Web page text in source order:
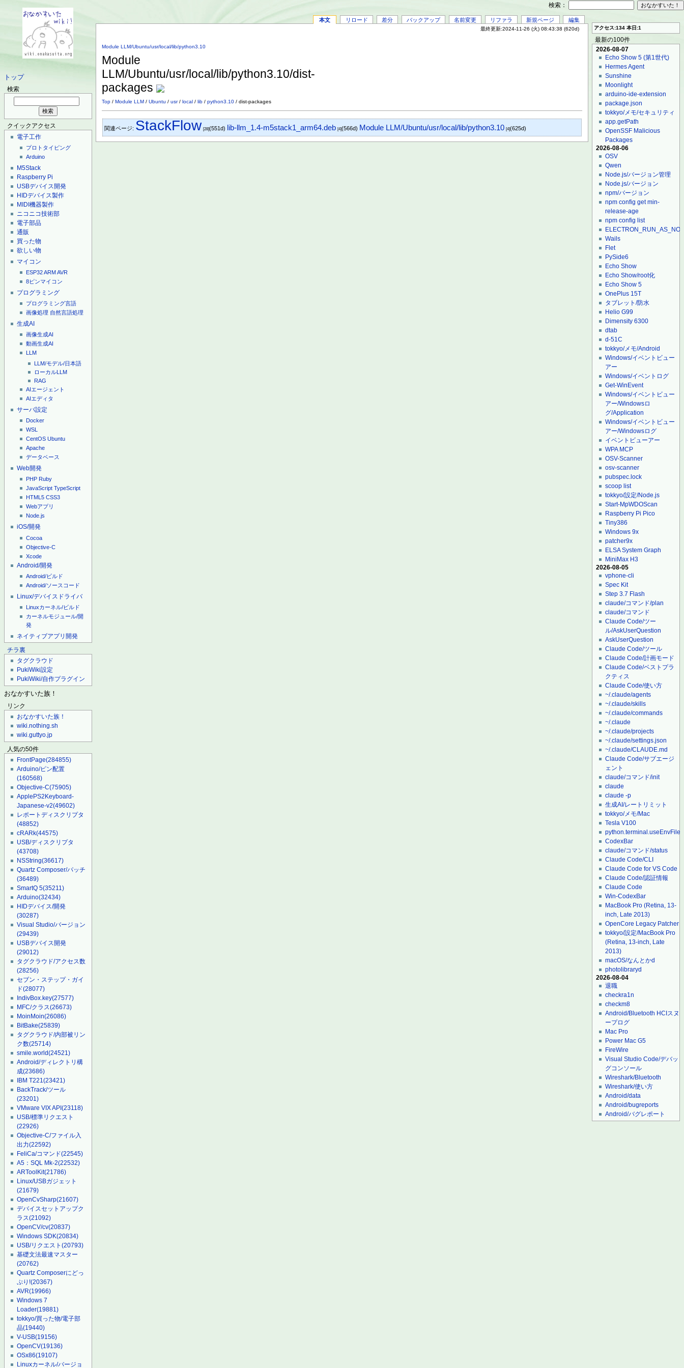
トップ
検索
クイックアクセス
電子工作
プロトタイピング
Arduino
M5Stack
Raspberry Pi
USBデバイス開発
HIDデバイス製作
MIDI機器製作
ニコニコ技術部
電子部品
通販
買った物
欲しい物
マイコン
ESP32ARMAVR
8ピンマイコン
プログラミング
プログラミング言語
画像処理 自然言語処理
生成AI
画像生成AI
動画生成AI
LLM
LLM/モデル/日本語
ローカルLLM
RAG
AIエージェント
AIエディタ
サーバ設定
Docker
WSL
CentOS Ubuntu
Apache
データベース
Web開発
PHP Ruby
JavaScript TypeScript
HTML5 CSS3
Webアプリ
Node.js
iOS/開発
Cocoa
Objective-C
Xcode
Android/開発
Android/ビルド
Android/ソースコード
Linux/デバイスドライバ
Linuxカーネル/ビルド
カーネルモジュール/開
発
ネイティブアプリ開発
チラ裏
タグクラウド
PukiWiki設定
PukiWiki/自作プラグイン
おなかすいた族！
リンク
おなかすいた族！
wiki.nothing.sh
wiki.guttyo.jp
人気の50件
FrontPage(284855)
Arduino/ピン配置
(160568)
Objective-C(75905)
ApplePS2Keyboard-
Japanese-v2(49602)
レポートディスクリプタ
(48852)
cRARk(44575)
USB/ディスクリプタ
(43708)
NSString(36617)
Quartz Composer/パッチ
(36489)
SmartQ 5(35211)
Arduino(32434)
HIDデバイス/開発
(30287)
Visual Studio/バージョン
(29439)
USBデバイス開発
(29012)
タグクラウド/アクセス数
(28256)
セブン・ステップ・ガイ
ド(28077)
IndivBox.key(27577)
MFC/クラス(26673)
MoinMoin(26086)
BitBake(25839)
タグクラウド/内部被リン
ク数(25714)
smile.world(24521)
Android/ディレクトリ構
成(23686)
IBM T221(23421)
BackTrack/ツール
(23201)
VMware VIX API(23118)
USB/標準リクエスト
(22926)
Objective-C/ファイル入
出力(22592)
FeliCa/コマンド(22545)
A5：SQL Mk-2(22532)
ARToolKit(21786)
Linux/USBガジェット
(21679)
OpenCvSharp(21607)
デバイスセットアップク
ラス(21092)
OpenCV/cv(20837)
Windows SDK(20834)
USB/リクエスト(20793)
基礎文法最速マスター
(20762)
Quartz Composerにどっ
ぷり!(20367)
AVR(19966)
Windows 7
Loader(19881)
tokkyo/買った物/電子部
品(19440)
V-USB(19156)
OpenCV(19136)
OSx86(19107)
Linuxカーネル/バージョ
本文 リロード 差分 バックアップ 名前変更 リファラ 新規ページ 編集
最終更新:2024-11-26 (火) 08:43:38 (620d)
Module LLM/Ubuntu/usr/local/lib/python3.10
Module
LLM/Ubuntu/usr/local/lib/python3.10/dist-
packages
Top /Module LLM /Ubuntu /usr/local /lib /python3.10 / dist-packages
関連ページ: StackFlow [28](551d) lib-llm_1.4-m5stack1_arm64.deb [4](566d) Module LLM/Ubuntu/usr/local/lib/python3.10 [4](625d)
アクセス:134 本日:1
最新の100件
2026-08-07
Echo Show 5 (第1世代)
Hermes Agent
Sunshine
Moonlight
arduino-ide-extension
package.json
tokkyo/メモ/セキュリティ
app.getPath
OpenSSF Malicious
Packages
2026-08-06
OSV
Qwen
Node.js/バージョン管理
Node.js/バージョン
npm/バージョン
npm config get min-
release-age
npm config list
Wails
Flet
PySide6
Echo Show
Echo Show/root化
Echo Show 5
OnePlus 15T
タブレット/防水
Helio G99
Dimensity 6300
dtab
d-51C
tokkyo/メモ/Android
Windows/イベントビュー
アー
Windows/イベントログ
Get-WinEvent
Windows/イベントビュー
アー/Windowsロ
グ/Application
Windows/イベントビュー
アー/Windowsログ
イベントビューアー
WPA MCP
OSV-Scanner
osv-scanner
pubspec.lock
scoop list
tokkyo/設定/Node.js
Start-MpWDOScan
Raspberry Pi Pico
Tiny386
Windows 9x
patcher9x
ELSA System Graph
MiniMax H3
2026-08-05
vphone-cli
Spec Kit
Step 3.7 Flash
claude/コマンド/plan
claude/コマンド
Claude Code/ツー
ル/AskUserQuestion
AskUserQuestion
Claude Code/ツール
Claude Code/計画モード
Claude Code/ベストプラ
クティス
Claude Code/使い方
~/.claude/agents
~/.claude/skills
~/.claude/commands
~/.claude
~/.claude/projects
~/.claude/settings.json
~/.claude/CLAUDE.md
Claude Code/サブエージ
ェント
claude/コマンド/init
claude
claude -p
生成AI/レートリミット
tokkyo/メモ/Mac
Tesla V100
python.terminal.useEnvFile
CodexBar
claude/コマンド/status
Claude Code/CLI
Claude Code for VS Code
Claude Code/認証情報
Claude Code
Win-CodexBar
MacBook Pro (Retina, 13-
inch, Late 2013)
OpenCore Legacy Patcher
tokkyo/設定/MacBook Pro
(Retina, 13-inch, Late
2013)
macOS/なんとかd
photolibraryd
2026-08-04
退職
checkra1n
checkm8
Android/Bluetooth HCIスヌ
ープログ
Mac Pro
Power Mac G5
FireWire
Visual Studio Code/デバッ
グコンソール
Wireshark/Bluetooth
Wireshark/使い方
Android/data
Android/bugreports
Android/バグレポート
検索：